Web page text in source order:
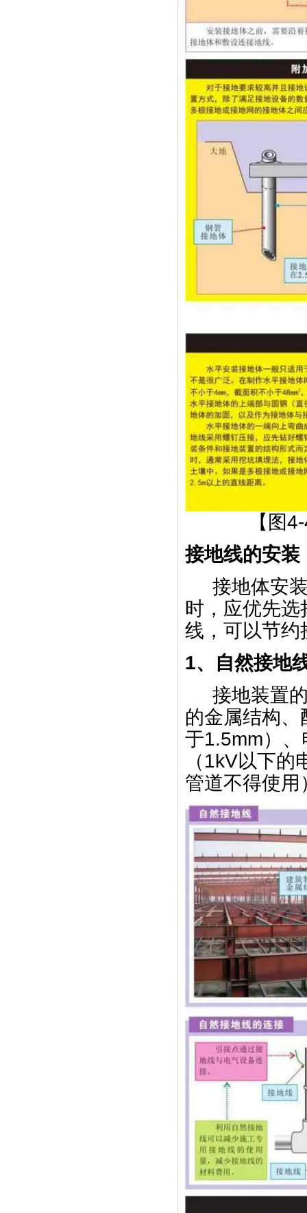
【图
接地线的安装
接地体安
时，应优先
线，可以节约
1、自然接地
接地装置
的金属结构
于1.5mm）
（1kV以下
管道不得使